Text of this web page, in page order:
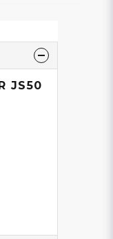
JS50